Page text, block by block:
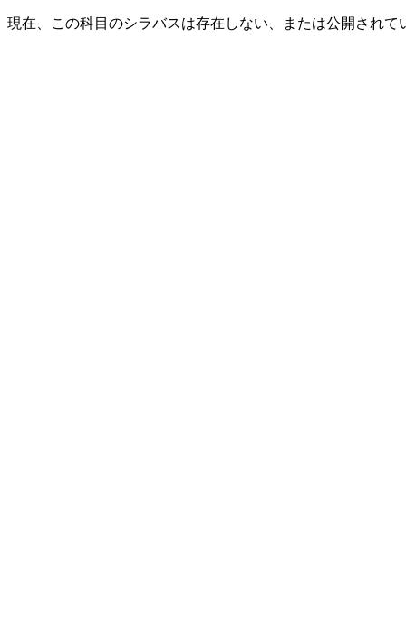
現在、この科目のシラバスは存在しない、または公開されて